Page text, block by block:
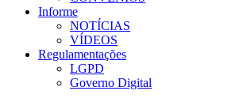
Informe
NOTÍCIAS
VÍDEOS
Regulamentações
LGPD
Governo Digital